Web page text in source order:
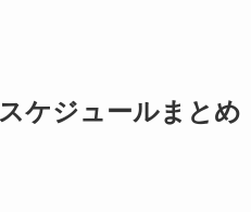
ケジュールまとめ